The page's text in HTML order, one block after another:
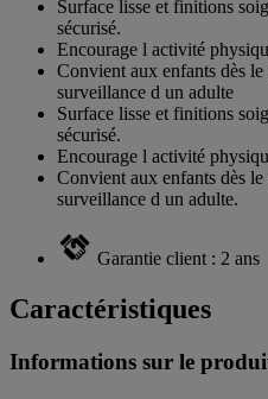
Surface lisse et finitions
sécurisé.
Encourage l activité
Convient aux enfants dès le
surveillance d un adulte
Surface lisse et finitions
sécurisé.
Encourage l activité
Convient aux enfants dès le
surveillance d un adulte.
Garantie client : 2 ans
Caractéristiques
Informations sur le